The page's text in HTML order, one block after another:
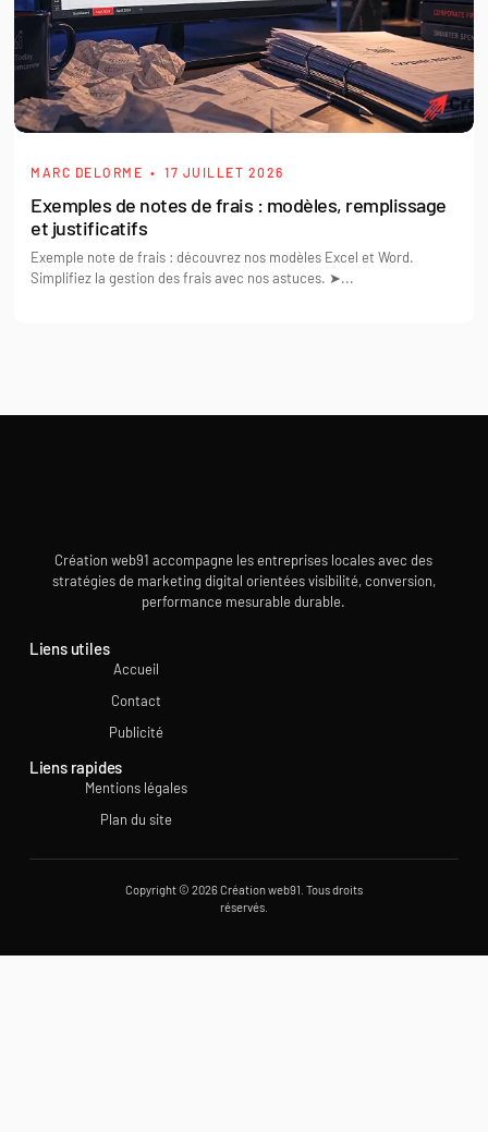
MARC DELORME 17 JUILLET 2026
Exemples de notes de frais : modèles, remplissage
et justificatifs
Exemple note de frais : découvrez nos modèles Excel et Word.
Simplifiez la gestion des frais avec nos astuces. ➤...
Création web91 accompagne les entreprises locales avec des
stratégies de marketing digital orientées visibilité, conversion,
performance mesurable durable.
Liens utiles
Accueil
Contact
Publicité
Liens rapides
Mentions légales
Plan du site
Copyright © 2026 Création web91. Tous droits
réservés.